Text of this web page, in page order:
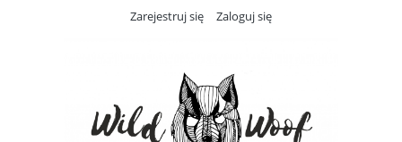
Zarejestruj się Zaloguj się